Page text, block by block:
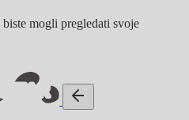
mogli pregledati svoje